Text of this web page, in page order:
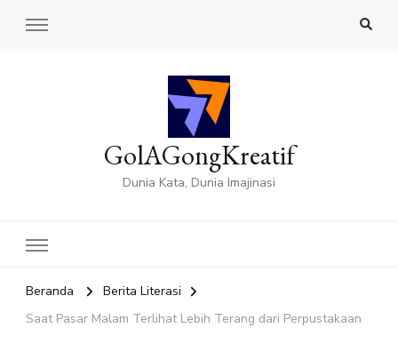
GolAGongKreatif
Dunia Kata, Dunia Imajinasi
Beranda
Berita Literasi
Saat Pasar Malam Terlihat Lebih Terang dari Perpustakaan